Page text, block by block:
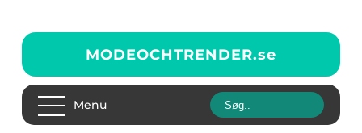
MODEOCHTRENDER.se
Menu